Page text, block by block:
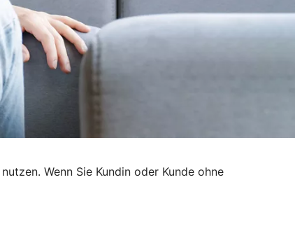
Wenn Sie Kundin oder Kunde ohne